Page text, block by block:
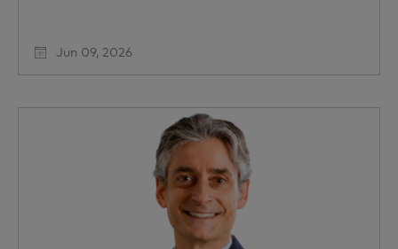
Jun 09, 2026